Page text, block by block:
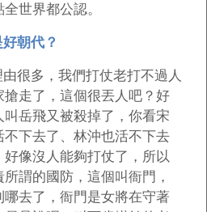
世界都公認。
朝代？
很多，我們打仗老打不過人
走了，這個很丟人吧？好
岳飛又被殺掉了，你看宋
下去了、林沖也活不下去
像沒人能夠打仗了，所以
謂的國防，這個叫衙門，
去了，衙門是女將在守著